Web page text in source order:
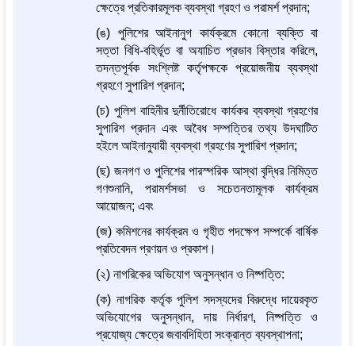
ক্ষেত্রে প্রতিকারমূলক ব্যবস্থা গ্রহণ ও পরামর্শ প্রদান;
(ঙ) পুলিশের আইনানুগ কার্যক্রমে কোনো ব্যক্তি বা
সত্তা বিধি-বহির্ভূত বা অযাচিত প্রভাব বিস্তার করিলে,
তদন্তপূর্বক সংশ্লিষ্ট কর্তৃপক্ষকে প্রয়োজনীয় ব্যবস্থা
গ্রহণে সুপারিশ প্রদান;
(চ) পুলিশ বাহিনীর দুর্নীতিরোধে কার্যকর ব্যবস্থা গ্রহণের
সুপারিশ প্রদান এবং অবৈধ সম্পত্তির তথ্য উদঘাটিত
হইলে আইনানুযায়ী ব্যবস্থা গ্রহণের সুপারিশ প্রদান;
(ছ) জনগণ ও পুলিশের পারস্পরিক আস্থা বৃদ্ধির নিমিত্ত
গণশুনানি, পরামর্শসভা ও সচেতনতামূলক কার্যক্রম
আয়োজন; এবং
(জ) কমিশনের কার্যক্রম ও গৃহীত পদক্ষেপ সম্পর্কে বার্ষিক
প্রতিবেদন প্রণয়ন ও প্রকাশ।
(২) নাগরিকের অভিযোগ অনুসন্ধান ও নিষ্পত্তি:
(ক) নাগরিক কর্তৃক পুলিশ সদস্যদের বিরুদ্ধে দায়েরকৃত
অভিযোগের অনুসন্ধান, দায় নির্ধারণ, নিষ্পত্তি ও
প্রযোজ্য ক্ষেত্রে জবাবদিহিতা সংক্রান্ত ব্যবস্থাপনা;